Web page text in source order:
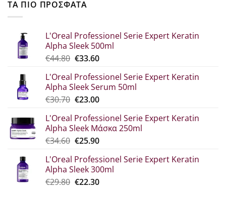
ΤΑ ΠΙΟ ΠΡΟΣΦΑΤΑ
L'Oreal Professionel Serie Expert Keratin
Alpha Sleek 500ml
€44.80 Original
was:
€44.80.
€33.60Η
τιμή
είναι:
€33.60.
L'Oreal Professionel Serie Expert Keratin
Alpha Sleek Serum 50ml
€30.70 Original
was:
€30.70.
€23.00Η
τιμή
είναι:
€23.00.
L'Oreal Professionel Serie Expert Keratin
Alpha Sleek Μάσκα 250ml
€34.60 Original
was:
€34.60.
€25.90Η
τιμή
είναι:
€25.90.
L'Oreal Professionel Serie Expert Keratin
Alpha Sleek 300ml
€29.80 Original
€22.30Η